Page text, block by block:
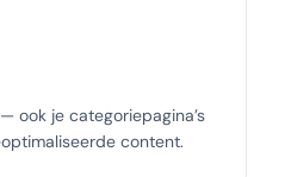
ook je categoriepagina’s
content.